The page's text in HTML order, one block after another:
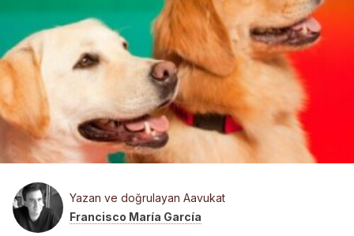
Yazan ve doğrulayan Aavukat
Francisco María García